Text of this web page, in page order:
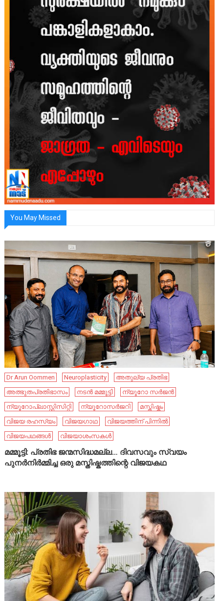
You May Missed
Dr Arun Oommen Neuroplasticity
അതുല്യ പ്രതിഭ
അത്ഭുതപ്രതിഭാസം
നടൻ മമ്മൂട്ടി
ന്യൂറോ സർജൻ
ന്യൂറോപ്ലാസ്റ്റിസിറ്റി
ന്യൂറോസർജറി
മസ്തിഷ്കം
വിജയ രഹസ്യം
വിജയഗാഥ
വിജയത്തിന് പിന്നിൽ
വിജയപഥങ്ങൾ
വിജയാശംസകൾ
മമ്മൂട്ടി: പ്രതിഭ ജന്മസിദ്ധമല്ല… ദിവസവും സ്വയം
പുനർനിർമ്മിച്ച ഒരു മസ്തിഷ്കത്തിന്റെ വിജയകഥ